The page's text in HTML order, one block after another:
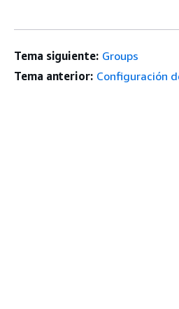
Tema siguiente: Groups
Tema anterior: Configuración